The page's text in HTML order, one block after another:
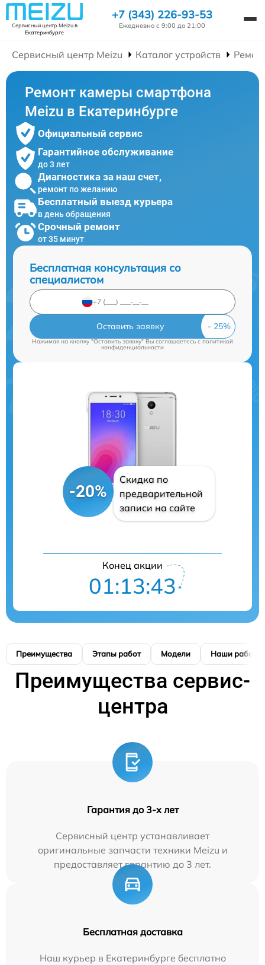
Сервисный центр Meizuв
Екатеринбурге
+7 (343) 226-93-53
Ежедневно с 9:00 до 21:00
Сервисный центр Meizu Каталог устройств
Ремонт камеры смартфона
Meizu в Екатеринбурге
Официальный сервис
Гарантийное обслуживание
до 3 лет
Диагностика за наш счет,
ремонт по желанию
Бесплатный выезд курьера
в день обращения
Срочный ремонт
от 35 минут
Бесплатная консультация со
специалистом
Оставить заявку
Нажимая на кнопку "Оставить заявку" Вы соглашаетесь cполитикой
конфиденциальности
-20%
Скидка по
предварительной
записи на сайте
Конец акции
01:13:42
Преимущества Этапы работ Модели Наши работы
Преимущества сервис-
центра
Гарантия до 3-х лет
Сервисный центр устанавливает
оригинальные запчасти техники Meizu и
предоставляет гарантию до 3 лет.
Бесплатная доставка
Наш курьер в Екатеринбурге бесплатно